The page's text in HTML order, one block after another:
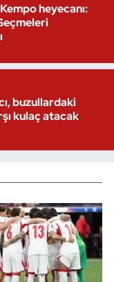
heyecanı:
buzullardaki
kulaç atacak